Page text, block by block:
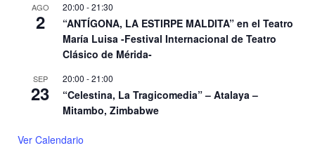
AGO
2
20:00 -21:30
“ANTÍGONA, LA ESTIRPE MALDITA” en el Teatro
María Luisa -Festival Internacional de Teatro
Clásico de Mérida-
SEP
23
20:00 -21:00
“Celestina, La Tragicomedia” – Atalaya –
Mitambo, Zimbabwe
Ver Calendario